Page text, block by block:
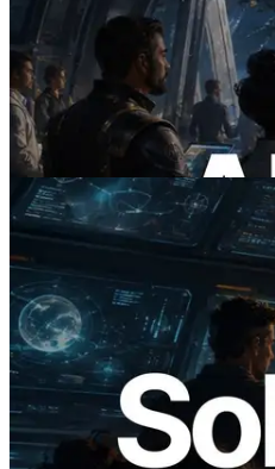
ERPC、x402 決済
公開 — AI エージェ
にその場で支払う
この記事を読む
2026.05.24